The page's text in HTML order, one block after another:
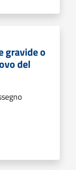
gravide o
del